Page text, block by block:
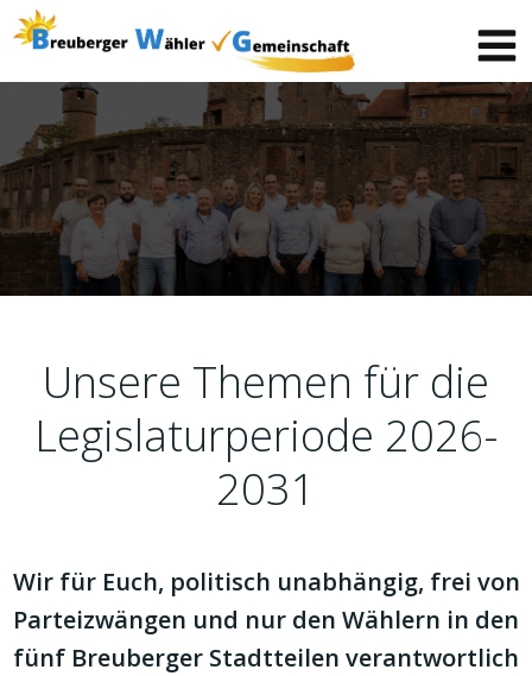
Inhalt
springen
Unsere Themen für die
Legislaturperiode 2026-
2031
Wir für Euch, politisch unabhängig, frei von
Parteizwängen und nur den Wählern in den
fünf Breuberger Stadtteilen verantwortlich